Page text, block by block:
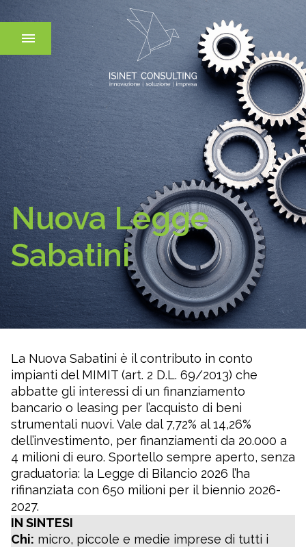
Nuova Legge
Sabatini
La Nuova Sabatini è il contributo in conto
impianti del MIMIT (art. 2 D.L. 69/2013) che
abbatte gli interessi di un finanziamento
bancario o leasing per l’acquisto di beni
strumentali nuovi. Vale dal 7,72% al 14,26%
dell’investimento, per finanziamenti da 20.000 a
4 milioni di euro. Sportello sempre aperto, senza
graduatoria: la Legge di Bilancio 2026 l’ha
rifinanziata con 650 milioni per il biennio 2026-
2027.
IN SINTESI
Chi: micro, piccole e medie imprese di tutti i